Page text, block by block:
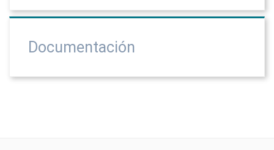
Documentación